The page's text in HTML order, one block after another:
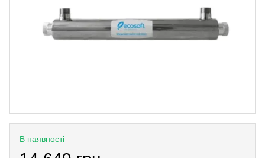
В наявності